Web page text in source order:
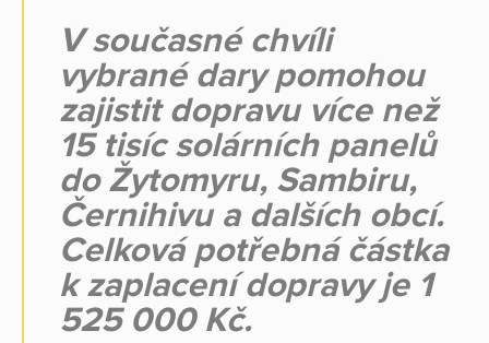
V současné chvíli
vybrané dary pomohou
zajistit dopravu více než
15 tisíc solárních panelů
do Žytomyru, Sambiru,
Černihivu a dalších obcí.
Celková potřebná částka
k zaplacení dopravy je 1
525 000 Kč.